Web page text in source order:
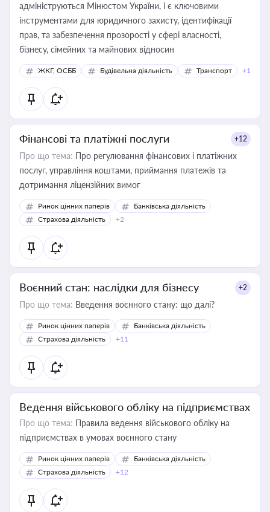
адмініструються Мінюстом України, і є ключовими
інструментами для юридичного захисту, ідентифікації
прав, та забезпечення прозорості у сфері власності,
бізнесу, сімейних та майнових відносин
ЖКГ, ОСББ Будівельна діяльність Транспорт +1
Фінансові та платіжні послуги +12
Про що тема: Про регулювання фінансових і платіжних
послуг, управління коштами, приймання платежів та
дотримання ліцензійних вимог
Ринок цінних паперів
Банківська діяльність
Страхова діяльність
+2
Воєнний стан: наслідки для бізнесу +2
Про що тема: Введення воєнного стану: що далі?
Ринок цінних паперів
Банківська діяльність
Страхова діяльність
+11
Ведення військового обліку на підприємствах
Про що тема: Правила ведення військового обліку на
підприємствах в умовах воєнного стану
Ринок цінних паперів
Банківська діяльність
Страхова діяльність
+12